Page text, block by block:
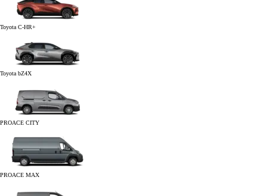
Toyota C-HR+
Toyota bZ4X
PROACE CITY
PROACE MAX